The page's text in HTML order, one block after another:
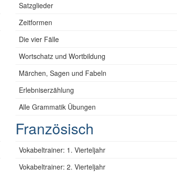
Satzglieder
Zeitformen
Die vier Fälle
Wortschatz und Wortbildung
Märchen, Sagen und Fabeln
Erlebniserzählung
Alle Grammatik Übungen
Französisch
Vokabeltrainer: 1. Vierteljahr
Vokabeltrainer: 2. Vierteljahr